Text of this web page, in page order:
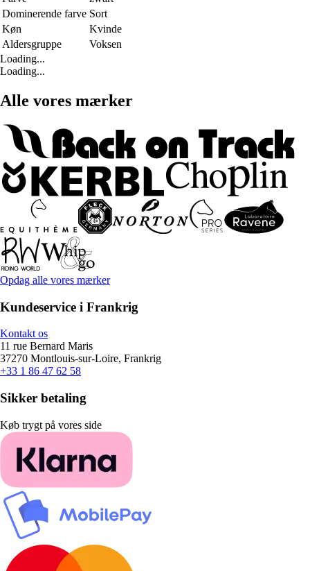
Dominerende farve Sort
Køn
Kvinde
Aldersgruppe
Voksen
Loading...
Loading...
Alle vores mærker
Opdag alle vores mærker
Kundeservice i Frankrig
Kontakt os
11 rue Bernard Maris
37270 Montlouis-sur-Loire, Frankrig
+33 1 86 47 62 58
Sikker betaling
Køb trygt på vores side